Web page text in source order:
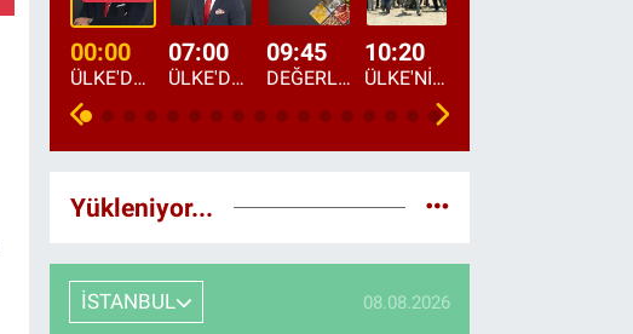
00:00
ÜLKE'DE BU GECE
07:00
ÜLKE'DE HAFTA SONU
09:45
DEĞERLERİN DAVETİ
10:20
ÜLKE'NİN ÇOCUKLARI
Yükleniyor...
İSTANBUL 08.08.2026